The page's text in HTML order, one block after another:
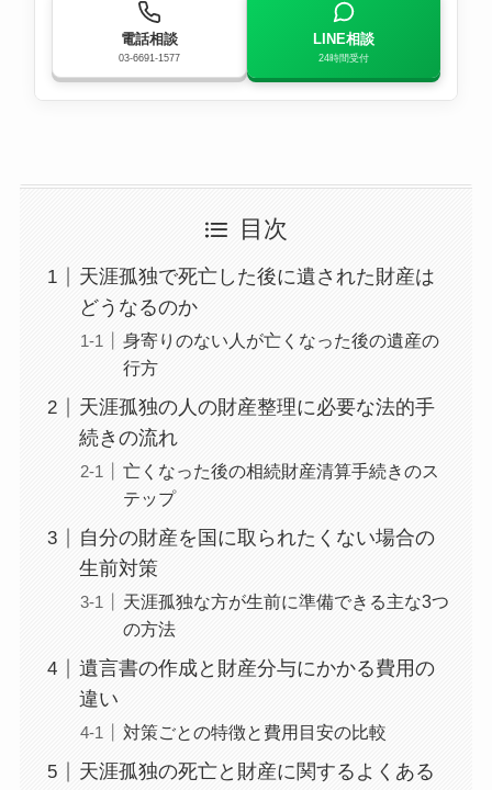
電話相談
03-6691-1577
LINE相談
24時間受付
目次
天涯孤独で死亡した後に遺された財産は
どうなるのか
身寄りのない人が亡くなった後の遺産の
行方
天涯孤独の人の財産整理に必要な法的手
続きの流れ
亡くなった後の相続財産清算手続きのス
テップ
自分の財産を国に取られたくない場合の
生前対策
天涯孤独な方が生前に準備できる主な3つ
の方法
遺言書の作成と財産分与にかかる費用の
違い
対策ごとの特徴と費用目安の比較
天涯孤独の死亡と財産に関するよくある